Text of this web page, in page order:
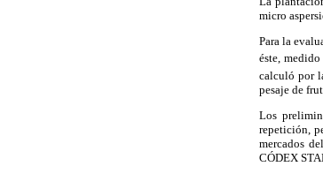
micro
Para la
éste,
calculó por
pesaje de
Los
repetición,
mercados
CÓDEX